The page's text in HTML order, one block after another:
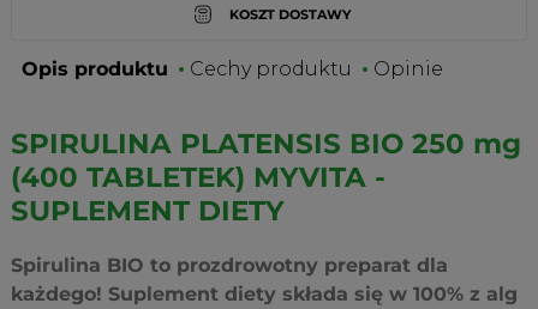
KOSZT DOSTAWY
Opis produktu Cechy produktu Opinie
SPIRULINA PLATENSIS BIO 250 mg
(400 TABLETEK) MYVITA -
SUPLEMENT DIETY
Spirulina BIO to prozdrowotny preparat dla
każdego! Suplement diety składa się w 100% z alg